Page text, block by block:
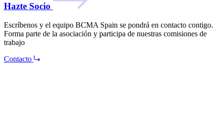
Hazte Socio
Escríbenos y el equipo BCMA Spain se pondrá en contacto contigo.
Forma parte de la asociación y participa de nuestras comisiones de
trabajo
Contacto